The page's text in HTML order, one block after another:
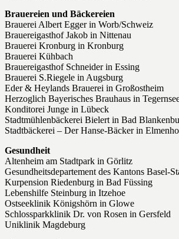
Brauereien und Bäckereien
Brauerei Albert Egger in Worb/Schweiz
Brauereigasthof Jakob in Nittenau
Brauerei Kronburg in Kronburg
Brauerei Kühbach
Brauereigasthof Schneider in Essing
Brauerei S.Riegele in Augsburg
Eder & Heylands Brauerei in Großostheim
Herzoglich Bayerisches Brauhaus in
Konditorei Junge in Lübeck
Stadtmühlenbäckerei Bielert in Bad
Stadtbäckerei – Der Hanse-Bäcker in
Gesundheit
Altenheim am Stadtpark in Görlitz
Gesundheitsdepartement des Kantons Basel-
Kurpension Riedenburg in Bad Füssing
Lebenshilfe Steinburg in Itzehoe
Ostseeklinik Königshörn in Glowe
Schlossparkklinik Dr. von Rosen in Gersfeld
Uniklinik Magdeburg